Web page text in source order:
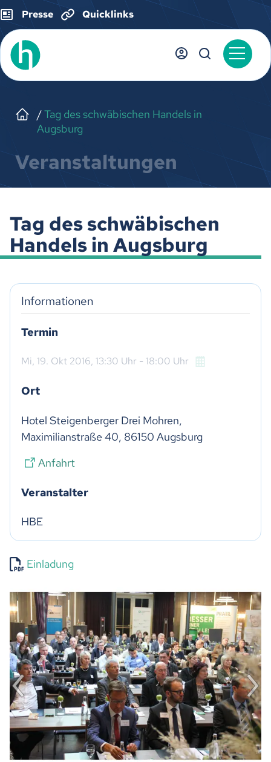
Presse Quicklinks
Tag des schwäbischen Handels in
Augsburg
Veranstaltungen
Tag des schwäbischen
Handels in Augsburg
Einladung
Informationen
Termin
Mi, 19. Okt 2016, 13:30 Uhr - 18:00 Uhr
Ort
Hotel Steigenberger Drei Mohren,
Maximilianstraße 40, 86150 Augsburg
Anfahrt
Veranstalter
HBE